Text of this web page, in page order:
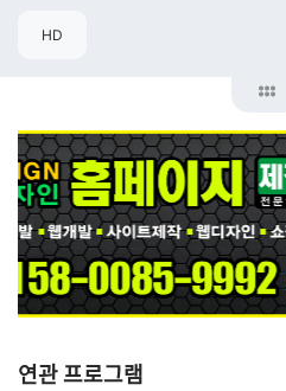
HD
연관 프로그램